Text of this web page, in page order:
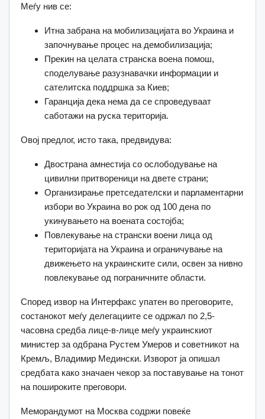
Меѓу нив се:
Итна забрана на мобилизацијата во Украина и
започнување процес на демобилизација;
Прекин на целата странска воена помош,
споделување разузнавачки информации и
сателитска поддршка за Киев;
Гаранција дека нема да се спроведуваат
саботажи на руска територија.
Овој предлог, исто така, предвидува:
Двострана амнестија со ослободување на
цивилни притвореници на двете страни;
Организирање претседателски и парламентарни
избори во Украина во рок од 100 дена по
укинувањето на воената состојба;
Повлекување на странски воени лица од
територијата на Украина и ограничување на
движењето на украинските сили, освен за нивно
повлекување од пограничните области.
Според извор на Интерфакс упатен во преговорите,
состанокот меѓу делегациите се одржал по 2,5-
часовна средба лице-в-лице меѓу украинскиот
министер за одбрана Рустем Умеров и советникот на
Кремљ, Владимир Медински. Изворот ја опишал
средбата како значаен чекор за поставување на тонот
на пошироките преговори.
Меморандумот на Москва содржи повеќе